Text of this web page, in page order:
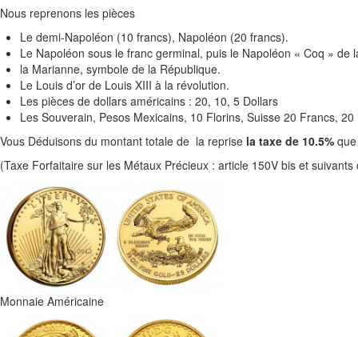
Nous reprenons les pièces
Le demi-Napoléon (10 francs), Napoléon (20 francs).
Le Napoléon sous le franc germinal, puis le Napoléon « Coq » de
la Marianne, symbole de la République.
Le Louis d’or de Louis XIII à la révolution.
Les pièces de dollars américains : 20, 10, 5 Dollars
Les Souverain, Pesos Mexicains, 10 Florins, Suisse 20 Francs, 20
Vous Déduisons du montant totale de la reprise la taxe de 10.5%
(Taxe Forfaitaire sur les Métaux Précieux : article 150V bis et
Monnaie Américaine